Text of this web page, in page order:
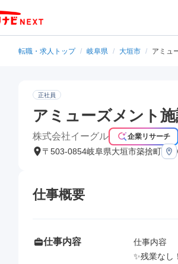
転職・求人トップ / 岐阜県 / 大垣市 / アミュ
正社員
アミューズメント
株式会社イーグル 企業リサーチ
〒503-0854岐阜県大垣市築捨町
仕事概要
仕事内容
仕事内容
✨残業なし